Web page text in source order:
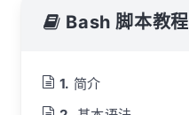
Bash 脚本教程
简介